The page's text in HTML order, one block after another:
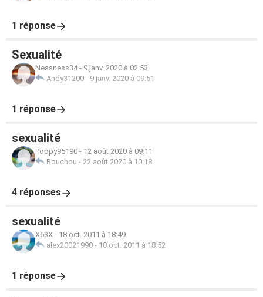
1 réponse
Sexualité
Nessness34- 9 janv. 2020 à 02:53
Andy31200 - 9 janv. 2020 à 09:51
1 réponse
sexualité
Poppy95190 - 12 août 2020 à 09:11
Bouchou - 22 août 2020 à 10:18
4 réponses
sexualité
X63X - 18 oct. 2011 à 18:49
alex20021990 - 18 oct. 2011 à 18:52
1 réponse